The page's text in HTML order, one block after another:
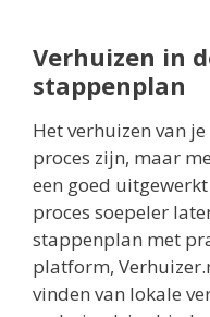
Verhuizen in
stappenplan
Het verhuizen van
proces zijn, maar
een goed
proces soepeler
stappenplan met
platform,
vinden van lokale